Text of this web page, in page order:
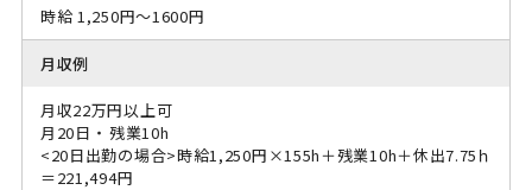
時給 1,250円～1600円
月収例
月収22万円以上可
月20日 ・ 残業10h
<20日出勤の場合>時給1,250円×155h＋残業10h＋休出7.75ｈ
＝221,494円